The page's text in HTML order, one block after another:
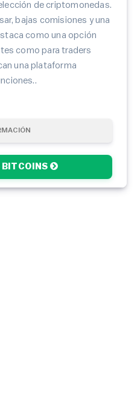
BITCOINS
de criptomonedas.
bajas comisiones y una
como una opción
como para traders
una plataforma